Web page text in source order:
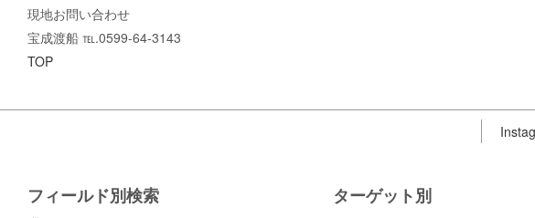
現地お問い合わせ
宝成渡船 ℡.0599-64-3143
TOP
フィールド別検索 ターゲット別